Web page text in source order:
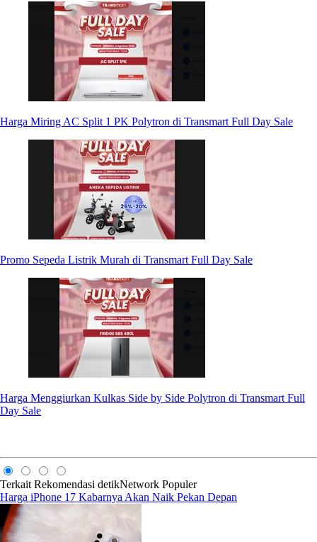
Harga Miring AC Split 1 PK Polytron di Transmart Full Day Sale
Promo Sepeda Listrik Murah di Transmart Full Day Sale
Harga Menggiurkan Kulkas Side by Side Polytron di Transmart Full
Day Sale
Terkait Rekomendasi detikNetwork Populer
Harga iPhone 17 Kabarnya Akan Naik Pekan Depan